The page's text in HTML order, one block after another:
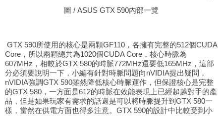
圖 / ASUS GTX 590內部一覽
GTX 590所使用的核心是兩顆GF110，各擁有完整的512個CUDA
Core，所以兩顆總共為1020個CUDA Core，核心時脈為
607MHz，相較於GTX 580的時脈772MHz還要低165MHz，這部
分必須要說明一下，小編有針對時脈問題向nVIDIA提出疑問，
nVIDIA強調GTX 590雖然降低核心時脈運作，但保證核心是完整
的GTX 580，一方面是612的時脈在效能表現上已經超越對手的產
品，但是如果玩家有需求的話還是可以將時脈提升到GTX 580一
樣，當然在供電方面也得多注意。GTX 590的設計中比較受到小